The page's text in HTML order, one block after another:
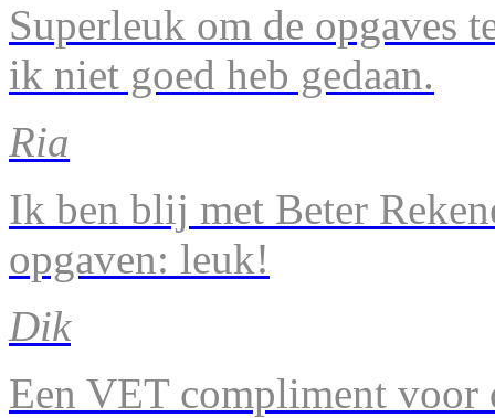
Superleuk om de opgaves
ik niet goed heb gedaan.
Ria
Ik ben blij met Beter
opgaven: leuk!
Dik
Een VET compliment voor